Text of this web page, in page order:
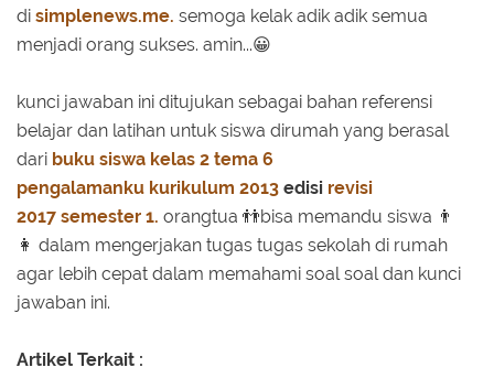
di simplenews.me. semoga kelak adik adik semua
menjadi orang sukses. amin...😀
kunci jawaban ini ditujukan sebagai bahan referensi
belajar dan latihan untuk siswa dirumah yang berasal
dari buku siswa kelas 2 tema 6
pengalamanku kurikulum 2013 edisi revisi
2017 semester 1. orangtua 👬bisa memandu siswa 👨
👩 dalam mengerjakan tugas tugas sekolah di rumah
agar lebih cepat dalam memahami soal soal dan kunci
jawaban ini.
Artikel Terkait :